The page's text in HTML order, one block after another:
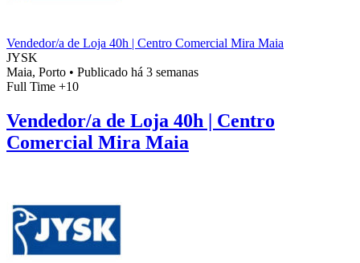
Vendedor/a de Loja 40h | Centro Comercial Mira Maia
JYSK
Maia, Porto • Publicado há 3 semanas
Full Time +10
Vendedor/a de Loja 40h | Centro
Comercial Mira Maia